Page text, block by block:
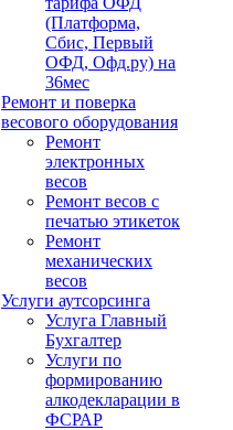
(Платформа,
Сбис, Первый
ОФД, Офд.ру) на
36мес
Ремонт и поверка
весового оборудования
Ремонт
электронных
весов
Ремонт весов с
печатью этикеток
Ремонт
механических
весов
Услуги аутсорсинга
Услуга Главный
Бухгалтер
Услуги по
формированию
алкодекларации в
ФСРАР